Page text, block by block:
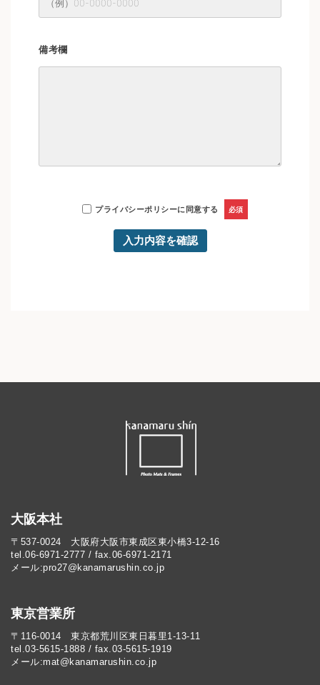
備考欄
プライバシーポリシーに同意する 必須
大阪本社
〒537-0024 大阪府大阪市東成区東小橋3-12-16
tel.06-6971-2777 / fax.06-6971-2171
メール:pro27@kanamarushin.co.jp​
東京営業所
〒116-0014 東京都荒川区東日暮里1-13-11
tel.03-5615-1888 / fax.03-5615-1919
メール:mat@kanamarushin.co.jp